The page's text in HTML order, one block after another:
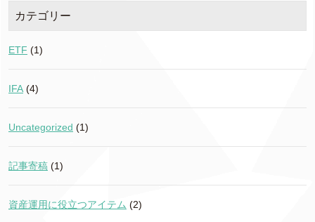
カテゴリー
ETF (1)
IFA (4)
Uncategorized (1)
記事寄稿 (1)
資産運用に役立つアイテム (2)